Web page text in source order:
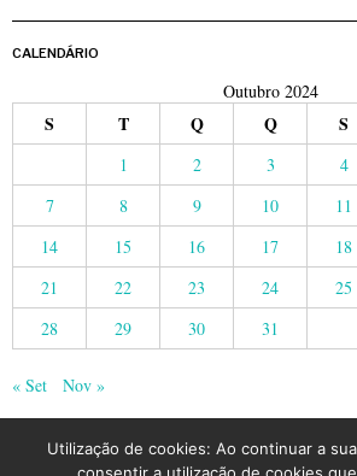
CALENDÁRIO
Outubro 2024
S T Q Q S
1 2 3 4
7
8 9 10 11
14
15 16 17 18
21
22 23 24 25
28
29 30 31
« Set Nov »
Utilização de cookies: Ao continuar a